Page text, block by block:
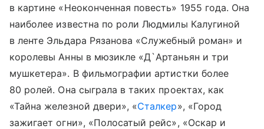
в картине «Неоконченная повесть» 1955 года. Она
наиболее известна по роли Людмилы Калугиной
в ленте Эльдара Рязанова «Служебный роман» и
королевы Анны в мюзикле «Д`Артаньян и три
мушкетера». В фильмографии артистки более
80 ролей. Она сыграла в таких проектах, как
«Тайна железной двери», «Сталкер», «Город
зажигает огни», «Полосатый рейс», «Оскар и